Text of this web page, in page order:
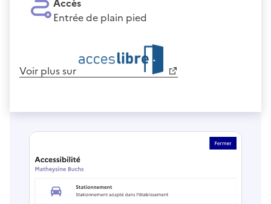
Entrée de plain pied
Voir plus sur